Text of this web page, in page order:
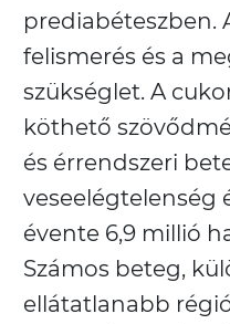
prediabéteszben.
felismerés és a
szükséglet. A
köthető
és érrendszeri
veseelégtelenség
évente 6,9 millió
Számos beteg,
ellátatlanabb